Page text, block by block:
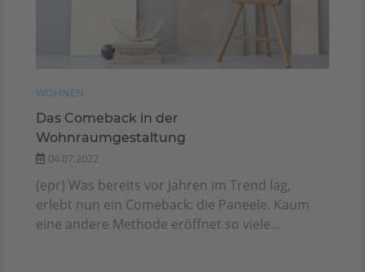
WOHNEN
Das Comeback in der
Wohnraumgestaltung
04.07.2022
(epr) Was bereits vor Jahren im Trend lag,
erlebt nun ein Comeback: die Paneele. Kaum
eine andere Methode eröffnet so viele...